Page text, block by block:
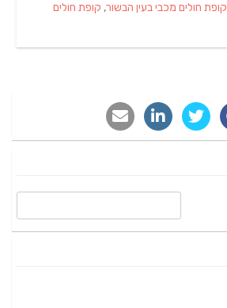
קופת חולים מכבי בעין הבשור, קופת חולים